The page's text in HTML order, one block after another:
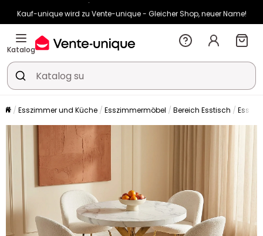
Kauf-unique wird zu Vente-unique - Gleicher Shop, neuer Name!
-10% ab 400€ mitHEAT10auf Vente-unique-Produkte
Noch:
Katalog
Esszimmer und Küche Esszimmermöbel Bereich Esstisch